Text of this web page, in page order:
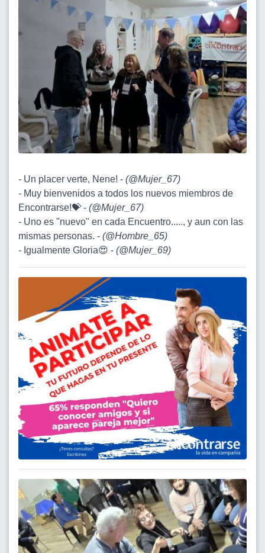
- Un placer verte, Nene! - (@Mujer_67)
- Muy bienvenidos a todos los nuevos miembros de
Encontrarse!💝 - (@Mujer_67)
- Uno es "nuevo" en cada Encuentro....., y aun con las
mismas personas. - (@Hombre_65)
- Igualmente Gloria😍 - (@Mujer_69)